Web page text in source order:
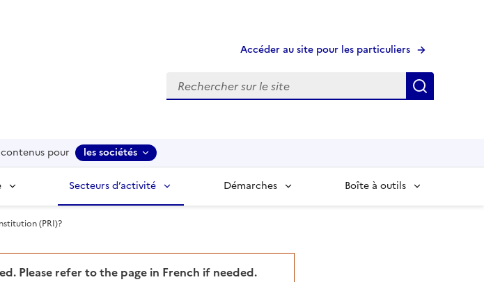
Accéder au site pour les particuliers
Recherche
pour les sociétés
Secteurs d’activité Démarches Boîte à outils
(PRI)?
Please refer to the page in French if needed.